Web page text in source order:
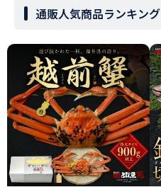
通販人気商品ランキング